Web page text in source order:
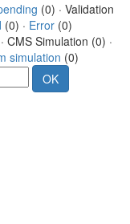
(0) · Validation
(0) · Error (0)
CMS Simulation (0) ·
simulation (0)